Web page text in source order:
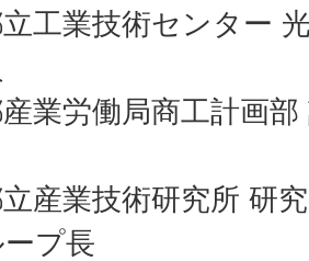
工業技術センター
業労働局商工計画
産業技術研究所 研
プ長